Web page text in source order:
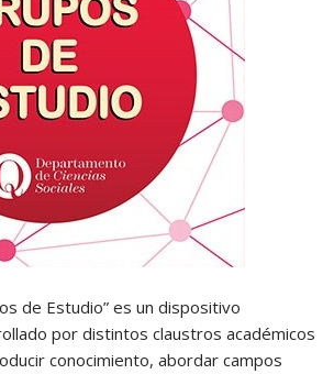
de Estudio” es un dispositivo
por distintos claustros académicos
conocimiento, abordar campos